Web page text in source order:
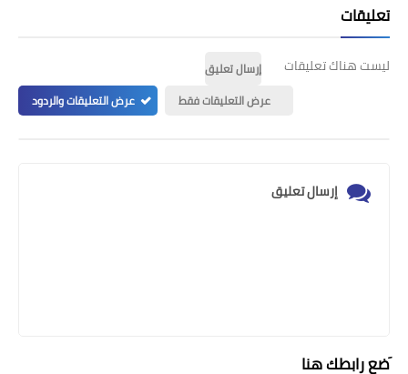
تعليقات
ليست هناك تعليقات
إرسال تعليق
عرض التعليقات فقط
عرض التعليقات والردود
إرسال تعليق
َضع رابطك هنا